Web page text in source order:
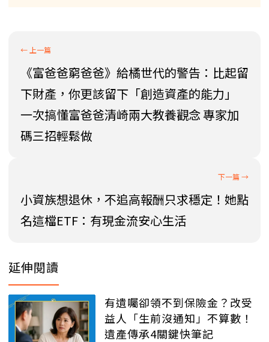
《富爸爸窮爸爸》給橘世代的警告：比起留
下財產，你更該留下「創造資產的能力」
一次搞懂富爸爸清崎兩大教養觀念 專家加
碼三招輕鬆做
小資族想退休，不追高報酬只求穩定！她點
名這檔ETF：有現金流安心生活
延伸閱讀
有遺囑卻領不到保險金？改受
益人「生前沒通知」不算數！
遺產傳承4關鍵快筆記